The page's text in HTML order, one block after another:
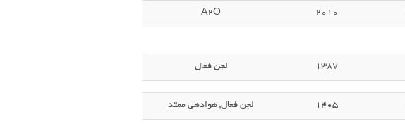
2010
A2O
1387 لجن فعال
1405 لجن فعال, هوادهی ممتد